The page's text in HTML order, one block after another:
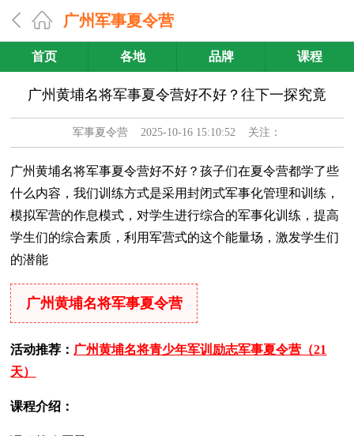
广州军事夏令营
首页 各地 品牌 课程
广州黄埔名将军事夏令营好不好？往下一探究竟
军事夏令营2025-10-16 15:10:52 关注：
广州黄埔名将军事夏令营好不好？孩子们在夏令营都学了些
什么内容，我们训练方式是采用封闭式军事化管理和训练，
模拟军营的作息模式，对学生进行综合的军事化训练，提高
学生们的综合素质，利用军营式的这个能量场，激发学生们
的潜能
广州黄埔名将军事夏令营
活动推荐： 广州黄埔名将青少年军训励志军事夏令营（21
天）
课程介绍：